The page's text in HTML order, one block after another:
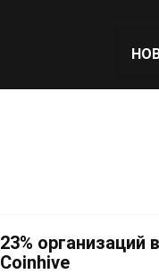
23%
Coinhive